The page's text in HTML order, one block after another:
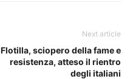
Next article
Flotilla, sciopero della fame e
resistenza, atteso il rientro
degli italiani